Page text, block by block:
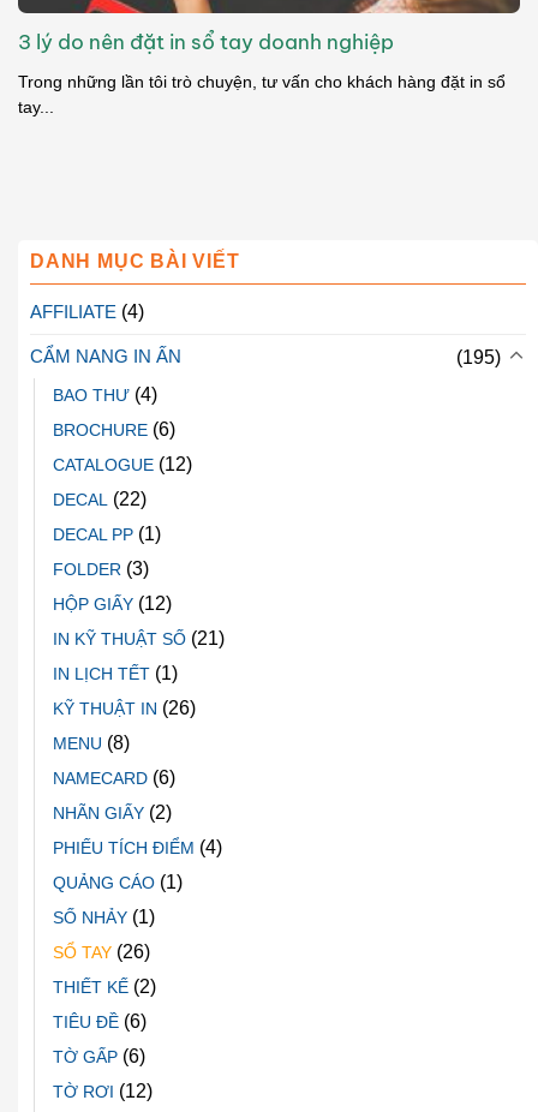
3 lý do nên đặt in sổ tay doanh nghiệp
Trong những lần tôi trò chuyện, tư vấn cho khách hàng đặt in sổ
tay...
DANH MỤC BÀI VIẾT
AFFILIATE (4)
CẨM NANG IN ẤN (195)
BAO THƯ (4)
BROCHURE (6)
CATALOGUE (12)
DECAL (22)
DECAL PP (1)
FOLDER (3)
HỘP GIẤY (12)
IN KỸ THUẬT SỐ (21)
IN LỊCH TẾT (1)
KỸ THUẬT IN (26)
MENU (8)
NAMECARD (6)
NHÃN GIẤY (2)
PHIẾU TÍCH ĐIỂM (4)
QUẢNG CÁO (1)
SỐ NHẢY (1)
SỔ TAY (26)
THIẾT KẾ (2)
TIÊU ĐỀ (6)
TỜ GẤP (6)
TỜ RƠI (12)